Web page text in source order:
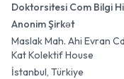
Doktorsitesi Com Bilgi
Anonim Şirkət
Maslak Mah. Ahi Evran
Kat Kolektif House
İstanbul, Türkiye